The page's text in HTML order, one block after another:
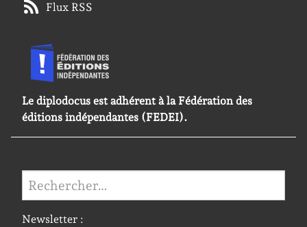
Flux RSS
Le diplodocus est adhérent à la Fédération des
éditions indépendantes (FEDEI).
Rechercher :
Newsletter :